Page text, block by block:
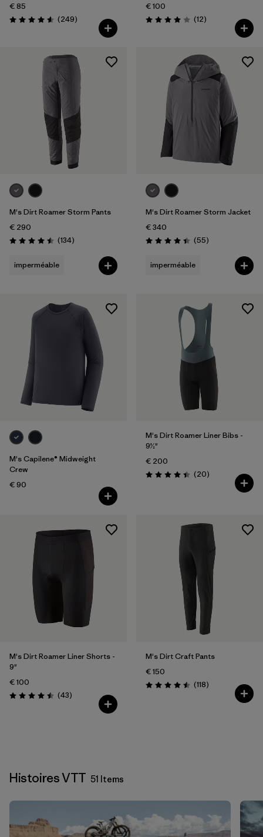
€ 85
Évaluation: 4.6 / 5
(249Avis
)
€ 100
Évaluation: 4.0 / 5
(12Avis
)
M's Dirt Roamer Storm Pants
€ 290
Évaluation: 4.5 / 5
(134Avis
)
imperméable
M's Dirt Roamer Storm Jacket
€ 340
Évaluation: 4.4 / 5
(55Avis
)
imperméable
M's Capilene® Midweight
Crew
€ 90
M's Dirt Roamer Liner Bibs -
9½"
€ 200
Évaluation: 4.4 / 5
(20Avis
)
M's Dirt Roamer Liner Shorts -
9"
€ 100
Évaluation: 4.5 / 5
(43Avis
)
M's Dirt Craft Pants
€ 150
Évaluation: 4.5 / 5
(118Avis
)
Histoires VTT 51 Items